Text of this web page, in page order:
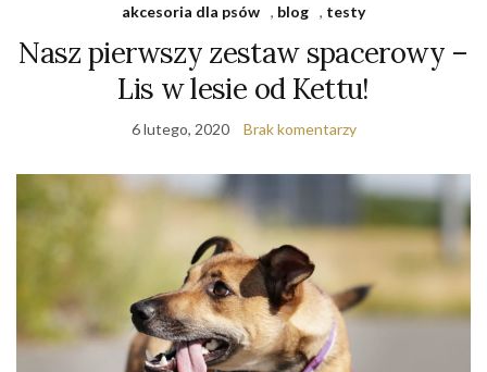
akcesoria dla psów , blog , testy
Nasz pierwszy zestaw spacerowy –
Lis w lesie od Kettu!
6 lutego, 2020 Brak komentarzy